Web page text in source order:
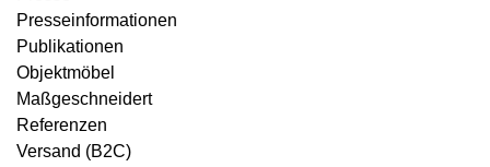
Presseinformationen
Publikationen
Objektmöbel
Maßgeschneidert
Referenzen
Versand (B2C)